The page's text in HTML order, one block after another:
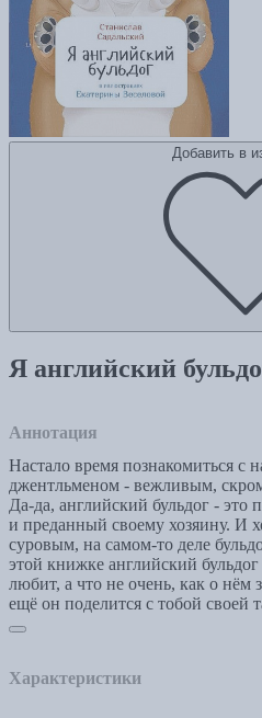
Добавить в
Я английский
Аннотация
Настало время познакомиться с
джентльменом - вежливым,
Да-да, английский бульдог - это
и преданный своему хозяину. И
суровым, на самом-то деле
этой книжке английский
любит, а что не очень, как о нём
ещё он поделится с тобой своей
Характеристики